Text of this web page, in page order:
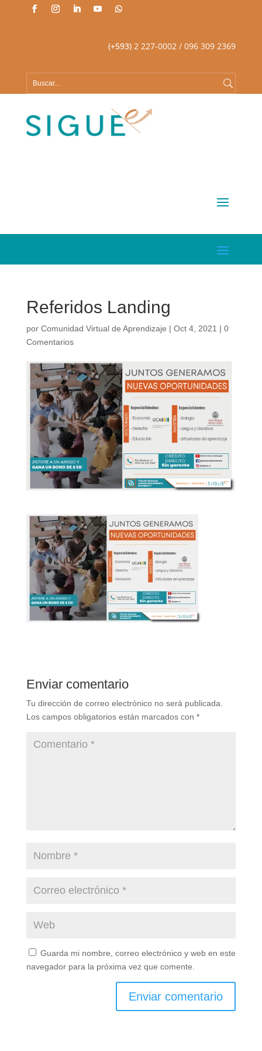
(+593)2 227-0002 / 096 309 2369
Referidos Landing
por Comunidad Virtual de Aprendizaje | Oct 4, 2021 | 0
Comentarios
Enviar comentario
Tu dirección de correo electrónico no será publicada.
Los campos obligatorios están marcados con *
Guarda mi nombre, correo electrónico y web en este
navegador para la próxima vez que comente.